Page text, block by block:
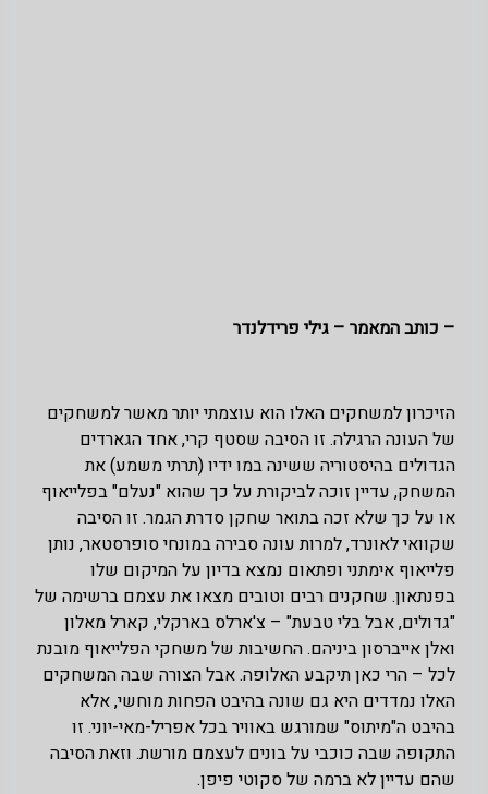
– כותב המאמר – גילי פרידלנדר
הזיכרון למשחקים האלו הוא עוצמתי יותר מאשר למשחקים
של העונה הרגילה. זו הסיבה שסטף קרי, אחד הגארדים
הגדולים בהיסטוריה ששינה במו ידיו (תרתי משמע) את
המשחק, עדיין זוכה לביקורת על כך שהוא "נעלם" בפלייאוף
או על כך שלא זכה בתואר שחקן סדרת הגמר. זו הסיבה
שקוואי לאונרד, למרות עונה סבירה במונחי סופרסטאר, נותן
פלייאוף אימתני ופתאום נמצא בדיון על המיקום שלו
בפנתאון. שחקנים רבים וטובים מצאו את עצמם ברשימה של
"גדולים, אבל בלי טבעת" – צ'ארלס בארקלי, קארל מאלון
ואלן אייברסון ביניהם. החשיבות של משחקי הפלייאוף מובנת
לכל – הרי כאן תיקבע האלופה. אבל הצורה שבה המשחקים
האלו נמדדים היא גם שונה בהיבט הפחות מוחשי, אלא
בהיבט ה"מיתוס" שמורגש באוויר בכל אפריל-מאי-יוני. זו
התקופה שבה כוכבי על בונים לעצמם מורשת. וזאת הסיבה
שהם עדיין לא ברמה של סקוטי פיפן.